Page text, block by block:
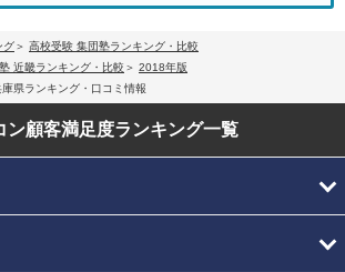
グ
高校受験 集団塾ランキング・比較
近畿ランキング・比較
2018年版
県ランキング・口コミ情報
ン顧客満足度ランキング一覧